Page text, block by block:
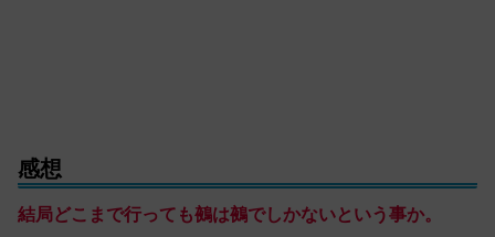
感想
結局どこまで行っても鵺は鵺でしかないという事か。